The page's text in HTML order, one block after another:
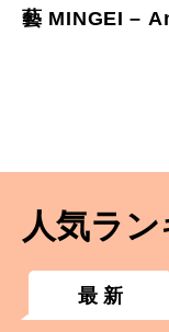
藝 MINGEI –
人気ラ
最 新